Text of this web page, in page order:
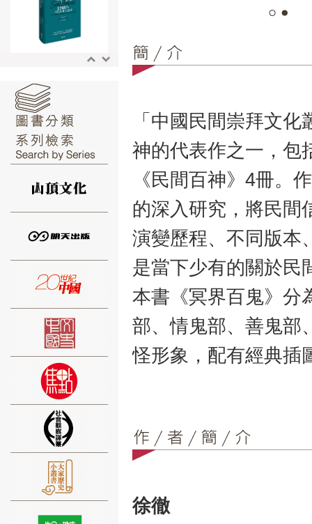
⑥
「中國民間崇拜文
神的代表作之一，包
《民間百神》4冊。
的深入研究，將民間
演變歷程、不同版本
是當下少有的關於民
本書《冥界百鬼》分
部、情鬼部、善鬼部
怪形象，配有經典插
徐徹